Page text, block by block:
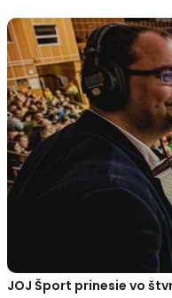
JOJ Šport prinesie vo